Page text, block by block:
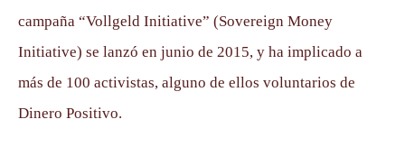
campaña “Vollgeld Initiative” (Sovereign Money
Initiative) se lanzó en junio de 2015, y ha implicado a
más de 100 activistas, alguno de ellos voluntarios de
Dinero Positivo.